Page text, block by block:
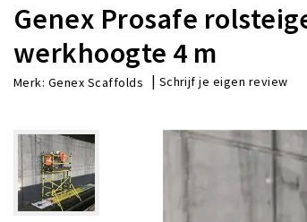
Genex Prosafe
werkhoogte 4 m
Merk: Genex Scaffolds | Schrijf je eigen review